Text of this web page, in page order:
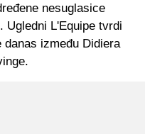
nesuglasice
Ugledni L'Equipe tvrdi
danas između Didiera